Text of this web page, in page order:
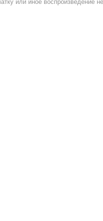
или иное воспроизведение